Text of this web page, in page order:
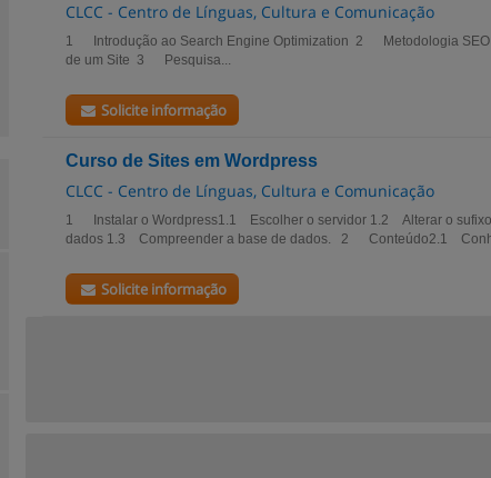
CLCC - Centro de Línguas, Cultura e Comunicação
1 Introdução ao Search Engine Optimization 2 Metodologia SEO
de um Site 3 Pesquisa...
Solicite informação
Curso de Sites em Wordpress
CLCC - Centro de Línguas, Cultura e Comunicação
1 Instalar o Wordpress1.1 Escolher o servidor 1.2 Alterar o sufixo
dados 1.3 Compreender a base de dados. 2 Conteúdo2.1
Solicite informação